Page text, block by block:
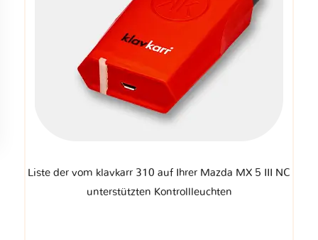
Liste der vom klavkarr 310 auf Ihrer Mazda MX 5 III NC
unterstützten Kontrollleuchten